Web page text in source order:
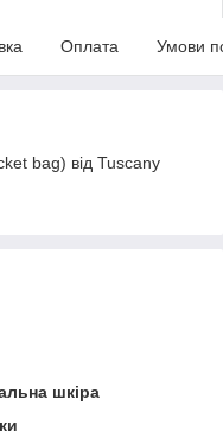
Оплата Умови
bag) від Tuscany
шкіра